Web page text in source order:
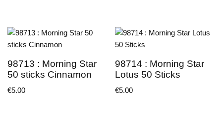
98713 : Morning Star
50 sticks Cinnamon
€5.00
98714 : Morning Star
Lotus 50 Sticks
€5.00